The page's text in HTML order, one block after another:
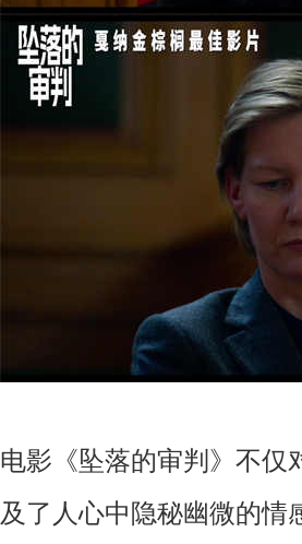
电影《坠落的审判》不仅
及了人心中隐秘幽微的情